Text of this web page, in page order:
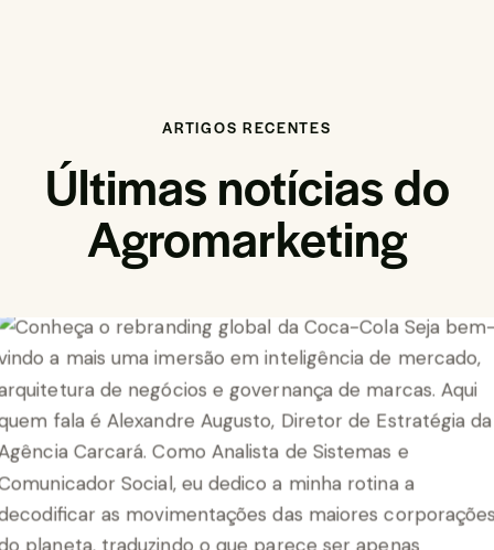
ARTIGOS RECENTES
Últimas notícias do
Agromarketing